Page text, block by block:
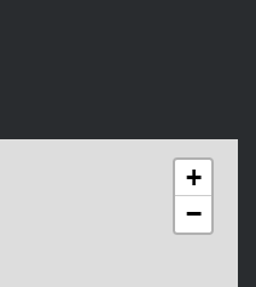
+
−